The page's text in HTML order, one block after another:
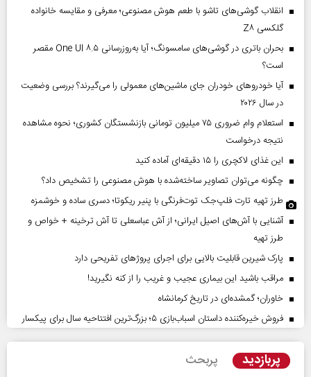
انقلاب گوشی‌های تاشو‌ با طعم هوش مصنوعی؛ معرفی و مقایسه خانواده
گلکسی Z۸
بحران باتری در گوشی‌های سامسونگ؛ آیا به‌روزرسانی One UI ۸.۵ مقصر
است؟
آیا خودروهای خودران جای ماشین‌های معمولی را می‌گیرند؟ بررسی وضعیت
در سال ۲۰۲۶
استعلام وام ضروری ۷۵ میلیون تومانی بازنشستگان کشوری؛ نحوه مشاهده
نتیجه درخواست
این غذای لاکچری را ۱۵ دقیقه‌ای آماده کنید
چگونه می‌توان تصاویر ساخته‌شده با هوش مصنوعی را تشخیص داد؟
طرز تهیه تارت فلپ‌جک توت‌فرنگی با پنیر ریکوتا؛ دسری ساده و خوشمزه
آشنایی با آش‌های اصیل ایرانی؛ از آش عباسعلی تا آش ترخینه + خواص و
طرز تهیه
پارک شیرین قابلیت‌ بالایی برای اجرای پروژهای تفریحی دارد
مراقب باشید این بیماری عجیب و غریب را از کنه نگیرید!
خاوران؛ گمشده‌ای در تاریخ کرمانشاه
فروش خیره‌کننده داستان اسباب‌بازی ۵؛ بزرگ‌ترین افتتاحیه سال برای پیکسار
پربازدید پربحث